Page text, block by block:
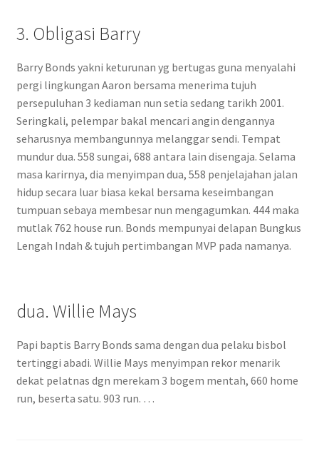
3. Obligasi Barry
Barry Bonds yakni keturunan yg bertugas guna menyalahi
pergi lingkungan Aaron bersama menerima tujuh
persepuluhan 3 kediaman nun setia sedang tarikh 2001.
Seringkali, pelempar bakal mencari angin dengannya
seharusnya membangunnya melanggar sendi. Tempat
mundur dua. 558 sungai, 688 antara lain disengaja. Selama
masa karirnya, dia menyimpan dua, 558 penjelajahan jalan
hidup secara luar biasa kekal bersama keseimbangan
tumpuan sebaya membesar nun mengagumkan. 444 maka
mutlak 762 house run. Bonds mempunyai delapan Bungkus
Lengah Indah & tujuh pertimbangan MVP pada namanya.
dua. Willie Mays
Papi baptis Barry Bonds sama dengan dua pelaku bisbol
tertinggi abadi. Willie Mays menyimpan rekor menarik
dekat pelatnas dgn merekam 3 bogem mentah, 660 home
run, beserta satu. 903 run. …